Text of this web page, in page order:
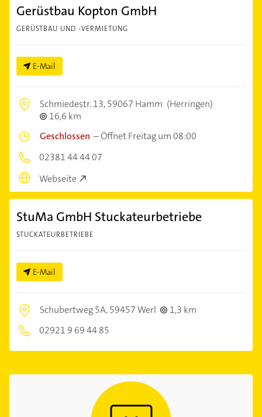
Gerüstbau Kopton GmbH
GERÜSTBAU UND -VERMIETUNG
E-Mail
Schmiedestr. 13,59067 Hamm (Herringen)
16,6 km
Geschlossen –Öffnet Freitag um 08:00
02381 44 44 07
Webseite
StuMa GmbH Stuckateurbetriebe
STUCKATEURBETRIEBE
E-Mail
Schubertweg 5A,59457 Werl
1,3 km
02921 9 69 44 85